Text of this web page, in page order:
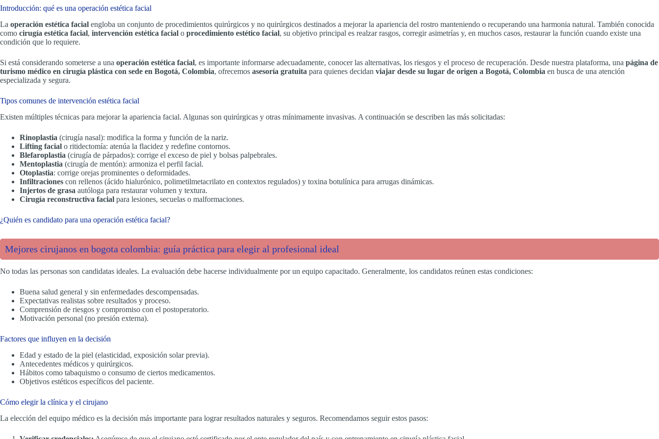
Introducción: qué es una operación estética facial
La operación estética facial engloba un conjunto de procedimientos quirúrgicos y no quirúrgicos destinados a mejorar la apariencia del rostro manteniendo o recuperando una harmonia natural. También conocida
como cirugía estética facial, intervención estética facial o procedimiento estético facial, su objetivo principal es realzar rasgos, corregir asimetrías y, en muchos casos, restaurar la función cuando existe una
condición que lo requiere.
Si está considerando someterse a una operación estética facial, es importante informarse adecuadamente, conocer las alternativas, los riesgos y el proceso de recuperación. Desde nuestra plataforma, una página de
turismo médico en cirugía plástica con sede en Bogotá, Colombia, ofrecemos asesoría gratuita para quienes decidan viajar desde su lugar de origen a Bogotá, Colombia en busca de una atención
especializada y segura.
Tipos comunes de intervención estética facial
Existen múltiples técnicas para mejorar la apariencia facial. Algunas son quirúrgicas y otras mínimamente invasivas. A continuación se describen las más solicitadas:
Rinoplastia (cirugía nasal): modifica la forma y función de la nariz.
Lifting facial o ritidectomía: atenúa la flacidez y redefine contornos.
Blefaroplastia (cirugía de párpados): corrige el exceso de piel y bolsas palpebrales.
Mentoplastia (cirugía de mentón): armoniza el perfil facial.
Otoplastia: corrige orejas prominentes o deformidades.
Infiltraciones con rellenos (ácido hialurónico, polimetilmetacrilato en contextos regulados) y toxina botulínica para arrugas dinámicas.
Injertos de grasa autóloga para restaurar volumen y textura.
Cirugía reconstructiva facial para lesiones, secuelas o malformaciones.
¿Quién es candidato para una operación estética facial?
Mejores cirujanos en bogota colombia: guía práctica para elegir al profesional ideal
No todas las personas son candidatas ideales. La evaluación debe hacerse individualmente por un equipo capacitado. Generalmente, los candidatos reúnen estas condiciones:
Buena salud general y sin enfermedades descompensadas.
Expectativas realistas sobre resultados y proceso.
Comprensión de riesgos y compromiso con el postoperatorio.
Motivación personal (no presión externa).
Factores que influyen en la decisión
Edad y estado de la piel (elasticidad, exposición solar previa).
Antecedentes médicos y quirúrgicos.
Hábitos como tabaquismo o consumo de ciertos medicamentos.
Objetivos estéticos específicos del paciente.
Cómo elegir la clínica y el cirujano
La elección del equipo médico es la decisión más importante para lograr resultados naturales y seguros. Recomendamos seguir estos pasos: